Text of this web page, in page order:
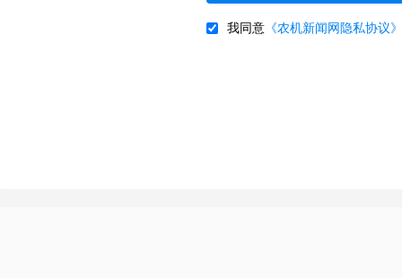
我同意 《农机新闻网隐私协议》